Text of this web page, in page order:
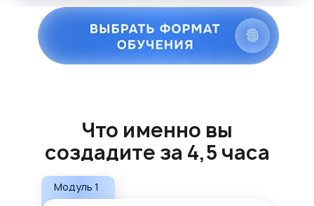
Модуль 1
Что именно вы
создадите за 4,5 часа